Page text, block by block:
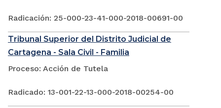
Radicación: 25-000-23-41-000-2018-00691-00
Tribunal Superior del Distrito Judicial de
Cartagena - Sala Civil - Familia
Proceso: Acción de Tutela
Radicado: 13-001-22-13-000-2018-00254-00